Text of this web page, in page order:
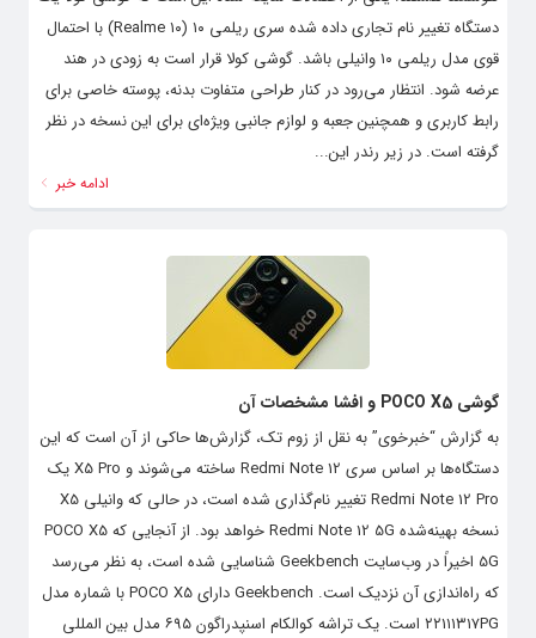
دستگاه تغییر نام تجاری داده شده سری ریلمی ۱۰ (Realme ۱۰) با احتمال
قوی مدل ریلمی ۱۰ وانیلی باشد. گوشی کولا قرار است به زودی در هند
عرضه شود. ‌انتظار می‌رود در کنار طراحی متفاوت بدنه، پوسته خاصی برای
رابط کاربری و همچنین جعبه و لوازم جانبی ویژه‌ای برای این نسخه در نظر
گرفته است. در زیر رندر این...
ادامه خبر
گوشی POCO X5 و افشا مشخصات آن
به گزارش “خبرخوی” به نقل از زوم تک، گزارش‌ها حاکی از آن است که این
دستگاه‌ها بر اساس سری Redmi Note 12 ساخته می‌شوند و X5 Pro یک
Redmi Note 12 Pro تغییر نام‌گذاری شده است، در حالی که وانیلی X5
نسخه بهینه‌شده Redmi Note 12 5G خواهد بود. از آنجایی که POCO X5
5G اخیراً در وب‌سایت Geekbench شناسایی شده است، به نظر می‌رسد
که راه‌اندازی آن نزدیک است. Geekbench دارای POCO X5 با شماره مدل
۲۲۱۱۱۳۱۷PG است. یک تراشه کوالکام اسنپدراگون ۶۹۵ مدل بین المللی